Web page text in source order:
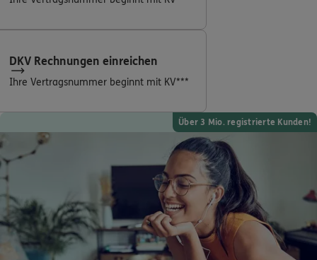
Service
Meine Versicherungen
Sehen Sie auf einen Blick Ihre Versicherungen bei ERGO,
dem ERGO Rechtsschutz und der DKV.
Zum Kundenportal
DKV Rechnungen einreichen
Ihre Vertragsnummer beginnt mit KV***
Über 3 Mio. registrierte Kunden!